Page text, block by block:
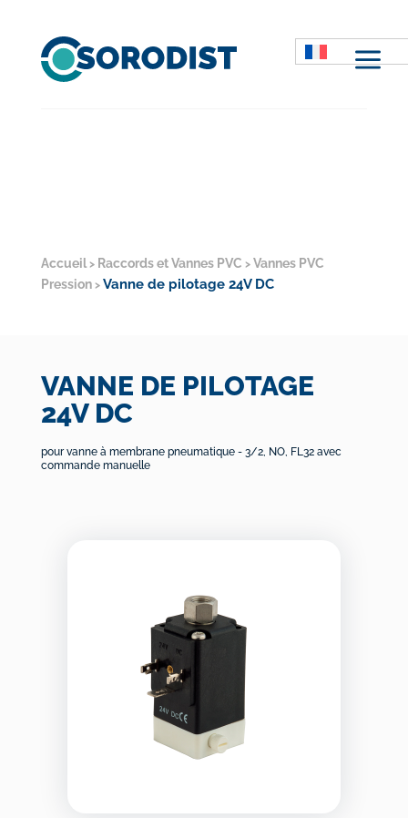
M
Accueil> Raccords et Vannes PVC > Vannes PVC
Pression> Vanne de pilotage 24V DC
VANNE DE PILOTAGE
24V DC
pour vanne à membrane pneumatique - 3/2, NO, FL32 avec
commande manuelle